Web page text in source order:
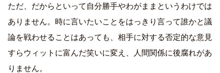
ただ、だからといって自分勝手やわがままというわけでは
ありません。時に言いたいことをはっきり言って誰かと議
論を戦わせることはあっても、相手に対する否定的な意見
すらウィットに富んだ笑いに変え、人間関係に後腐れがあ
りません。